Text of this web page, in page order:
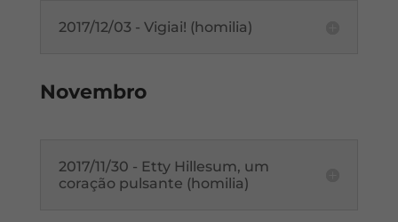
2017/12/03 - Vigiai! (homilia)
Novembro
2017/11/30 - Etty Hillesum, um
coração pulsante (homilia)